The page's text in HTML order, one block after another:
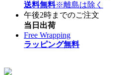
送料無料※離島は除く
午後2時までのご注文
当日出荷
Free Wrapping
ラッピング無料